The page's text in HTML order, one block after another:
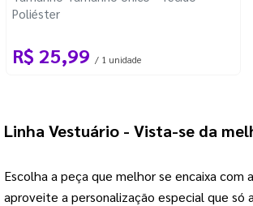
Poliéster
R$ 25,99 / 1 unidade
Linha Vestuário - Vista-se da
Escolha a peça que melhor se encaixa com
aproveite a personalização especial que só a